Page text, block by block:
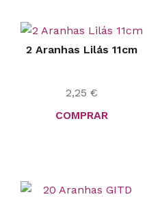
2 Aranhas Lilás 11cm
2,25 €
COMPRAR